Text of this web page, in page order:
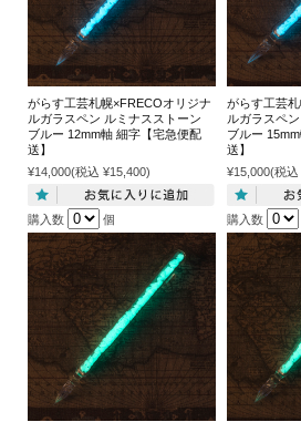
がらす工芸札幌×FRECOオリジナ
ルガラスペン ルミナスストーン
ブルー 12mm軸 細字【宅急便配
送】
¥14,000(税込 ¥15,400)
購入数 個
がらす工芸
ルガラスペ
ブルー
送】
¥15,000(税込
購入数